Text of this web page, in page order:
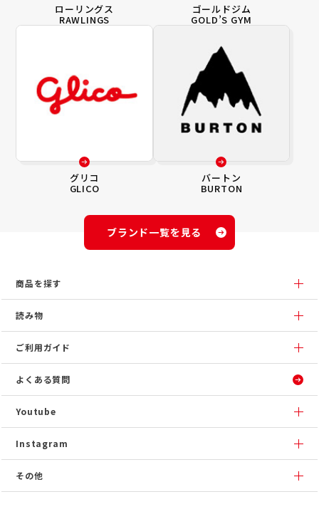
ローリングス
RAWLINGS
ゴールドジム
GOLD’S GYM
グリコ
GLICO
バートン
BURTON
ブランド一覧を見る
商品を探す
読み物
ご利用ガイド
よくある質問
Youtube
Instagram
その他